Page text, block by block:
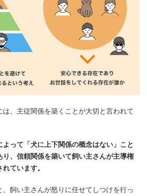
は、主従関係を築くことが大切と言われて
よって「犬に上下関係の概念はない」こと
り、信頼関係を築いて飼い主さんが主導権
ています。
飼い主さんが怒りに任せてしつけを行っ